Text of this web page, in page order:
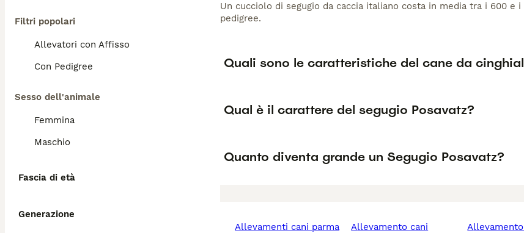
Filtri popolari
Allevatori con Affisso
Con Pedigree
Sesso dell'animale
Femmina
Maschio
Fascia di età
Generazione
Un cucciolo di segugio da caccia italiano costa in media tra i 600 e
pedigree.
Quali sono le caratteristiche del cane da
Qual è il carattere del segugio Posavatz?
Quanto diventa grande un Segugio Posavatz?
allevamenti cani parma
allevamento cani
allevamento cani